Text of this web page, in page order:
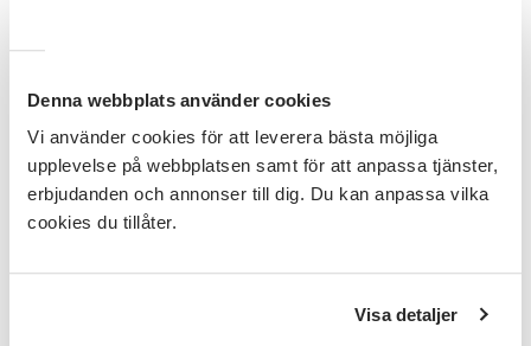
Denna webbplats använder cookies
Vi använder cookies för att leverera bästa möjliga
upplevelse på webbplatsen samt för att anpassa tjänster,
erbjudanden och annonser till dig. Du kan anpassa vilka
cookies du tillåter.
Visa detaljer
Inga förkunskaper krävs men för att delta i kursen
behöver du tillgång till en digital enhet (dator eller
mobiltelefon) där du kan koppla upp dig via länk till
plattformen Teams. Vidare instruktioner skickas ut
inför kursstarten. Alternativt kan du delta digitalt